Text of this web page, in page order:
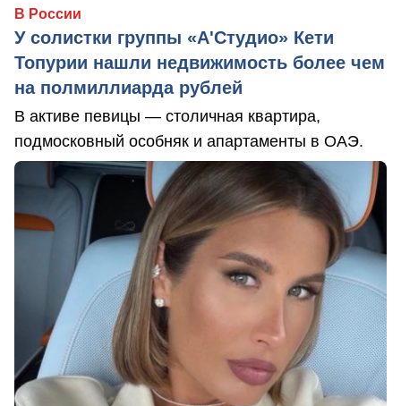
В России
У солистки группы «А'Студио» Кети
Топурии нашли недвижимость более чем
на полмиллиарда рублей
В активе певицы — столичная квартира,
подмосковный особняк и апартаменты в ОАЭ.